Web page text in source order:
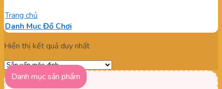
Trang chủ
Danh Mục Đồ Chơi
Hiển thị kết quả duy nhất
Danh mục sản phẩm